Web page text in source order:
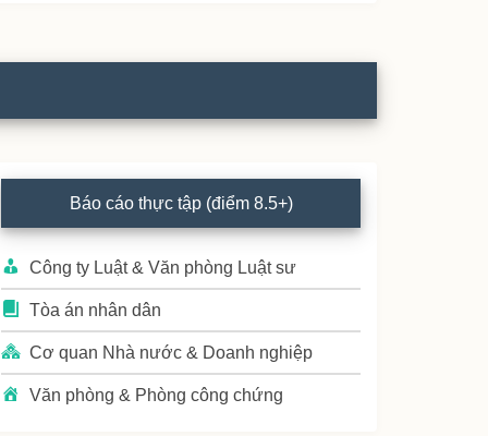
Báo cáo thực tập (điểm 8.5+)
Công ty Luật & Văn phòng Luật sư
Tòa án nhân dân
Cơ quan Nhà nước & Doanh nghiệp
Văn phòng & Phòng công chứng